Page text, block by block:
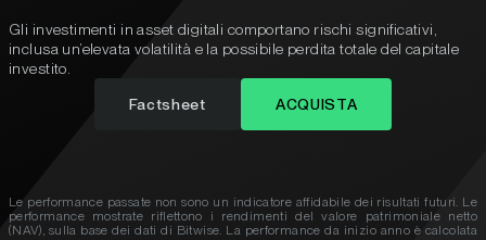
Factsheet ACQUISTA
Gli investimenti in asset digitali comportano rischi significativi,
inclusa un’elevata volatilità e la possibile perdita totale del capitale
investito.
Le performance passate non sono un indicatore affidabile dei risultati futuri. Le
performance mostrate riflettono i rendimenti del valore patrimoniale netto
(NAV), sulla base dei dati di Bitwise. La performance da inizio anno è calcolata